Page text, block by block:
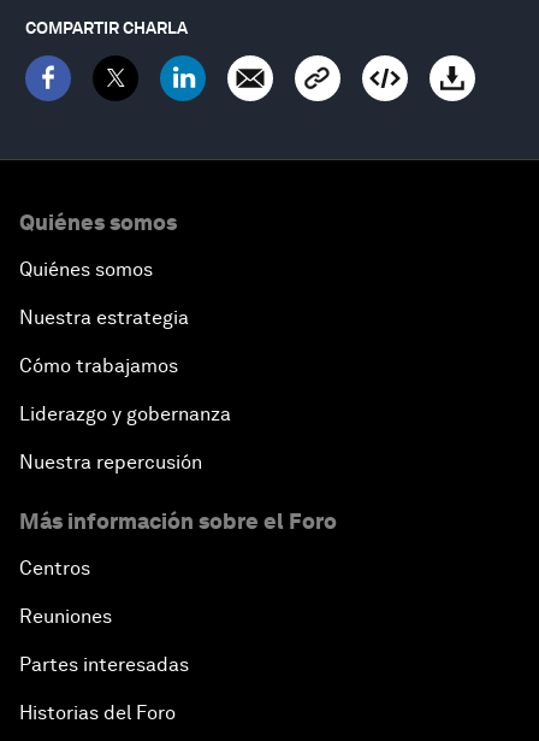
COMPARTIR CHARLA
Quiénes somos
Quiénes somos
Nuestra estrategia
Cómo trabajamos
Liderazgo y gobernanza
Nuestra repercusión
Más información sobre el Foro
Centros
Reuniones
Partes interesadas
Historias del Foro